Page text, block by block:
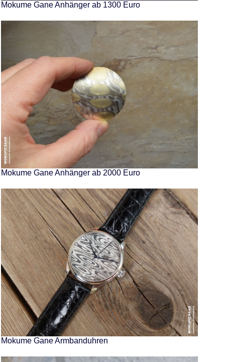
Mokume Gane Anhänger ab 1300 Euro
Mokume Gane Anhänger ab 2000 Euro
Mokume Gane Armbanduhren